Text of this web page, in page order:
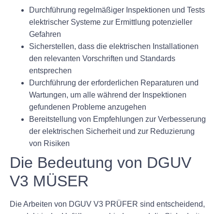
Durchführung regelmäßiger Inspektionen und Tests
elektrischer Systeme zur Ermittlung potenzieller
Gefahren
Sicherstellen, dass die elektrischen Installationen
den relevanten Vorschriften und Standards
entsprechen
Durchführung der erforderlichen Reparaturen und
Wartungen, um alle während der Inspektionen
gefundenen Probleme anzugehen
Bereitstellung von Empfehlungen zur Verbesserung
der elektrischen Sicherheit und zur Reduzierung
von Risiken
Die Bedeutung von DGUV
V3 MÜSER
Die Arbeiten von DGUV V3 PRÜFER sind entscheidend,